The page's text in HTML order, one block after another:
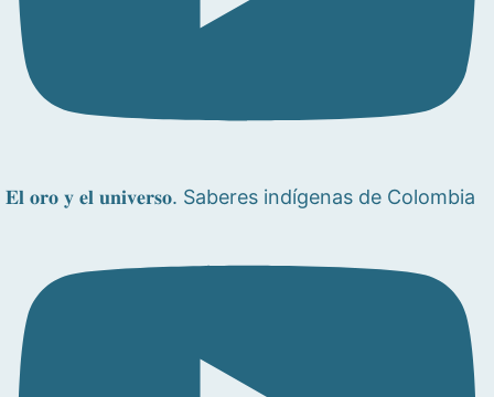
𝐄𝐥 𝐨𝐫𝐨 𝐲 𝐞𝐥 𝐮𝐧𝐢𝐯𝐞𝐫𝐬𝐨. Saberes indígenas de Colombia